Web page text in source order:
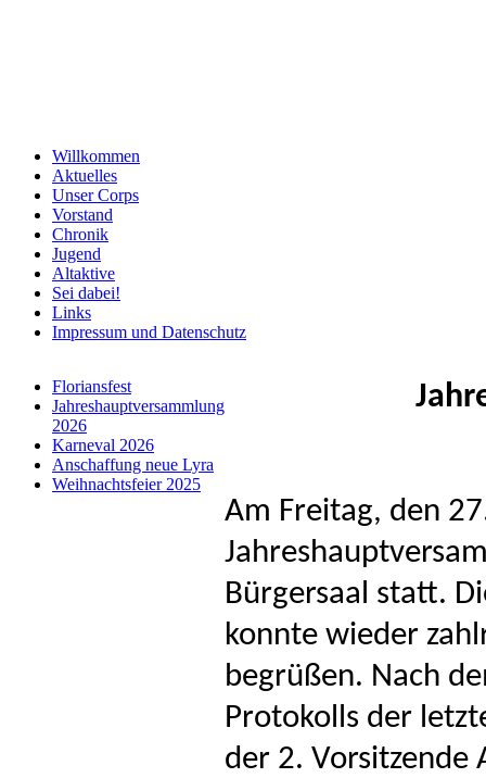
Willkommen
Aktuelles
Unser Corps
Vorstand
Chronik
Jugend
Altaktive
Sei dabei!
Links
Impressum und Datenschutz
Floriansfest
Jahreshauptversammlung
2026
Karneval 2026
Anschaffung neue Lyra
Weihnachtsfeier 2025
Am Freitag, den
Bürgersaal statt.
konnte wieder
begrüßen. Nach
Protokolls der
der 2. Vorsitzende